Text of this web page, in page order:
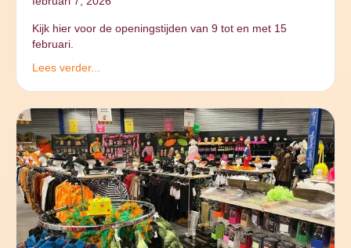
Kijk hier voor de openingstijden van 9 tot en met 15
februari.
Lees verder...